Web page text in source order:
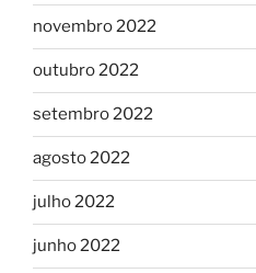
novembro 2022
outubro 2022
setembro 2022
agosto 2022
julho 2022
junho 2022